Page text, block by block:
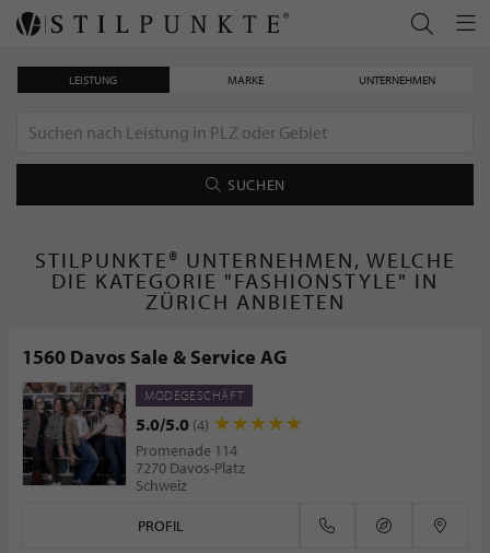
LEISTUNG MARKE UNTERNEHMEN
SUCHEN
STILPUNKTE® UNTERNEHMEN, WELCHE
DIE KATEGORIE "FASHIONSTYLE" IN
ZÜRICH ANBIETEN
1560 Davos Sale & Service AG
MODEGESCHÄFT
5.0/5.0 (4)
Promenade 114
7270 Davos-Platz
Schweiz
PROFIL